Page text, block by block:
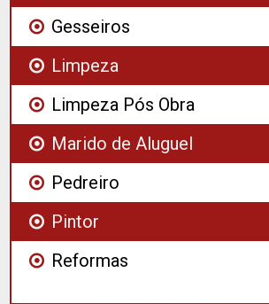
Gesseiros
Limpeza
Limpeza Pós Obra
Marido de Aluguel
Pedreiro
Pintor
Reformas